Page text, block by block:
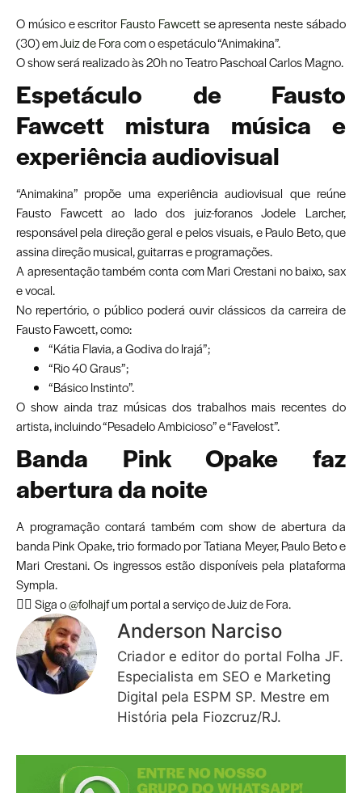
O músico e escritor Fausto Fawcettse apresenta neste sábado
(30) emJuiz de Foracom o espetáculo “Animakina”.
O show será realizado às 20h no Teatro Paschoal Carlos Magno.
Espetáculo de Fausto
Fawcett mistura música e
experiência audiovisual
“Animakina” propõe uma experiência audiovisual que reúne
Fausto Fawcett ao lado dos juiz-foranos Jodele Larcher,
responsável pela direção geral e pelos visuais, e Paulo Beto, que
assina direção musical, guitarras e programações.
A apresentação também conta com Mari Crestani no baixo, sax
e vocal.
No repertório, o público poderá ouvir clássicos da carreira de
Fausto Fawcett, como:
“Kátia Flavia, a Godiva do Irajá”;
“Rio 40 Graus”;
“Básico Instinto”.
O show ainda traz músicas dos trabalhos mais recentes do
artista, incluindo “Pesadelo Ambicioso” e “Favelost”.
Banda Pink Opake faz
abertura da noite
A programação contará também com show de abertura da
banda Pink Opake, trio formado por Tatiana Meyer, Paulo Beto e
Mari Crestani. Os ingressos estão disponíveis pela plataforma
Sympla.
👉🏾 Siga o@folhajfum portal a serviço de Juiz de Fora.
Anderson Narciso
Criador e editor do portal Folha JF.
Especialista em SEO e Marketing
Digital pela ESPM SP. Mestre em
História pela Fiozcruz/RJ.